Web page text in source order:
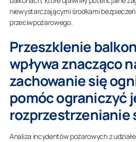
niewystarczającymi środkami
przeciwpożarowego.
Przeszklenie
wpływa znacząco
zachowanie się
pomóc ograniczyć
rozprzestrzenianie
Analiza incydentów pożarowych z